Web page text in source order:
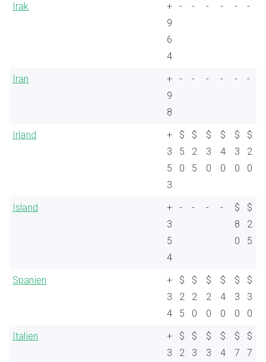
Irak
+
9
6
4
- - - - - -
Iran
+
9
8
- - - - - -
Irland
+
3
5
3
$
5
0
$
2
5
$
3
0
$
4
0
$
3
0
$
2
0
Island
+
3
5
4
- - - -
$
8
0
$
2
5
Spanien
+
3
4
$
2
5
$
2
0
$
2
0
$
4
0
$
3
0
$
3
0
Italien
+
3
$
2
$
3
$
3
$
4
$
7
$
7